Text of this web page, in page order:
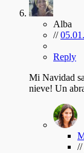
Alba
//
Reply
Mi Navidad
nieve! Un
//